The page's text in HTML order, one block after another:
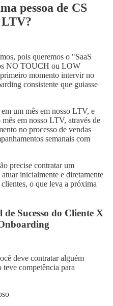
pessoa de CS
LTV?
pois queremos o "SaaS
NO TOUCH ou LOW
momento intervir no
consistente que guiasse
um mês em nosso LTV, e
em nosso LTV, através de
no processo de vendas
semanais com
precise contratar um
inicialmente e diretamente
o que leva a próxima
Sucesso do Cliente X
deve contratar alguém
competência para